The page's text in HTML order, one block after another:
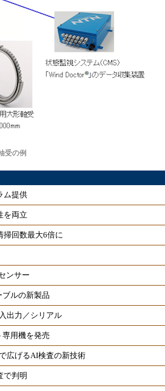
受の例
ム提供
を両立
掃回数最大6倍に
ンサー
ルの新製品
出力／シリアル
用機を発売
広げるAI検査の新技術
で判明